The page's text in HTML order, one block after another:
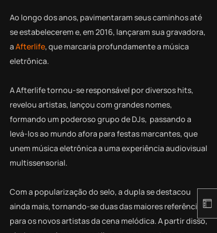
Ao longo dos anos, pavimentaram seus caminhos até
se estabelecerem e, em 2016, lançaram sua gravadora,
aAfterlife, que marcaria profundamente a música
eletrônica.
A Afterlife tornou-se responsável por diversos hits,
revelou artistas, lançou com grandes nomes,
formando um poderoso grupo de DJs, passando a
levá-los ao mundo afora para festas marcantes, que
unem música eletrônica a uma experiência audiovisual
multissensorial.
Com a popularização do selo, a dupla se destacou
ainda mais, tornando-se duas das maiores referências
para os novos artistas da cena melódica. A partir disso,